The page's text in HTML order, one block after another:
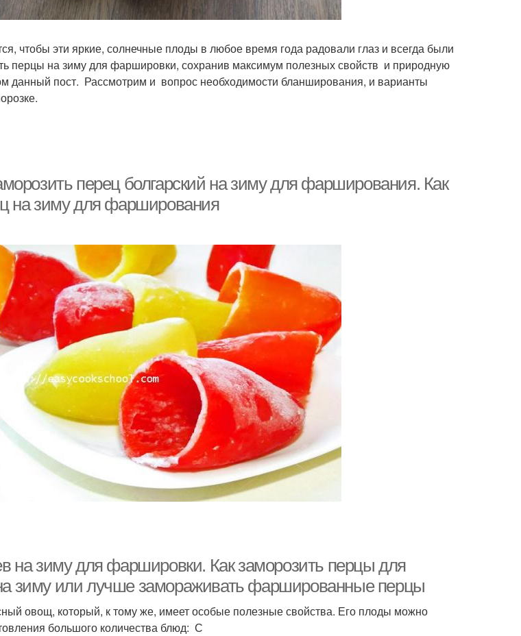
чтобы эти яркие, солнечные плоды в любое время года радовали глаз и всегда были
перцы на зиму для фаршировки, сохранив максимум полезных свойств и природную
данный пост. Рассмотрим и вопрос необходимости бланширования, и варианты
перец болгарский на зиму для фарширования. Как
на зиму для фарширования
на зиму для фаршировки. Как заморозить перцы для
зиму или лучше замораживать фаршированные перцы
овощ, который, к тому же, имеет особые полезные свойства. Его плоды можно
большого количества блюд: С